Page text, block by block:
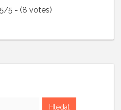
5/5 - (8 votes)